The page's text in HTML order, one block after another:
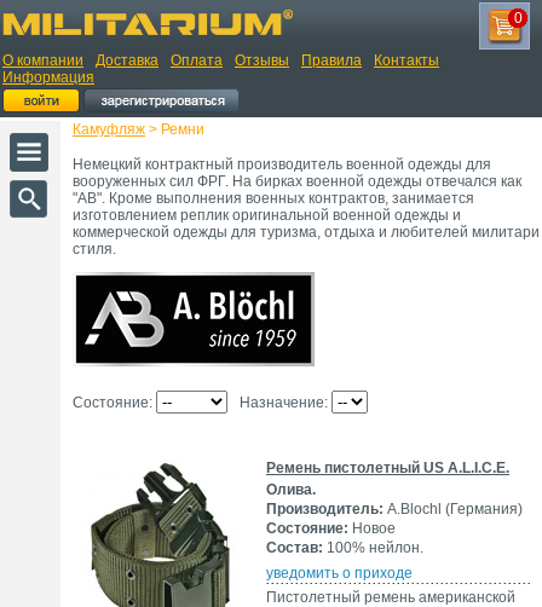
О компании Доставка Оплата Отзывы Правила
Контакты
Информация
0
Камуфляж > Ремни
Немецкий контрактный производитель военной одежды для
вооруженных сил ФРГ. На бирках военной одежды отвечался как
"AB". Кроме выполнения военных контрактов, занимается
изготовлением реплик оригинальной военной одежды и
коммерческой одежды для туризма, отдыха и любителей милитари
стиля.
Состояние: Назначение:
Ремень пистолетный US A.L.I.C.E.
Олива.
Производитель: A.Blochl (Германия)
Состояние: Новое
Состав: 100% нейлон.
уведомить о приходе
Пистолетный ремень американской